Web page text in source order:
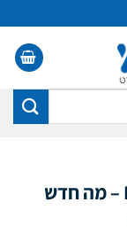
סקירה על מגיני ספיגן ל LG G4 – מה חדש